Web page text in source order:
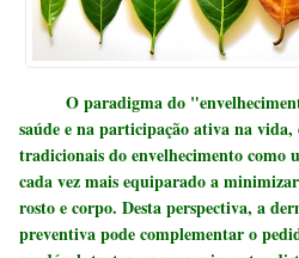
O paradigma do
saúde e na participação ativa na vida,
tradicionais do envelhecimento como
cada vez mais equiparado a
rosto e corpo. Desta perspectiva, a
preventiva pode complementar o